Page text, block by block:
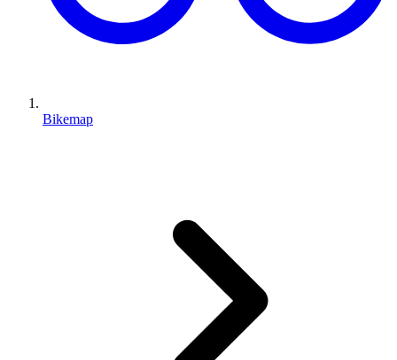
Bikemap